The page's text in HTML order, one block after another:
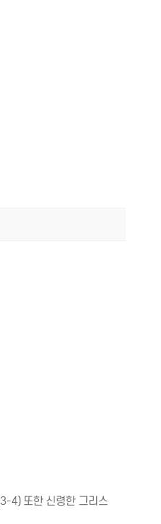
4) 또한 신령한 그리스